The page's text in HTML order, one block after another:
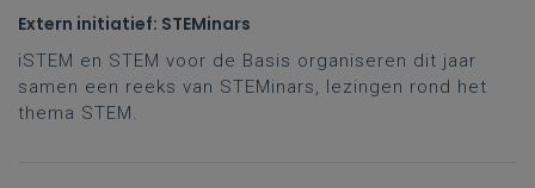
Extern initiatief: STEMinars
iSTEM en STEM voor de Basis organiseren dit jaar
samen een reeks van STEMinars, lezingen rond het
thema STEM.